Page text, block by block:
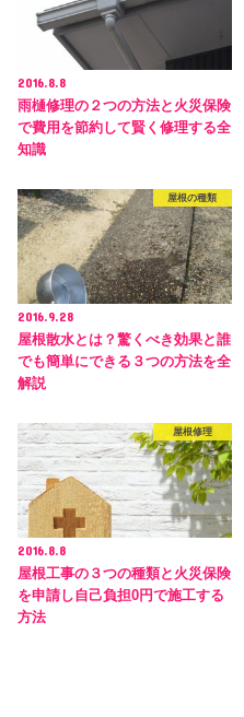
2016.8.8
雨樋修理の２つの方法と火災保険
で費用を節約して賢く修理する全
知識
屋根の種類
2016.9.28
屋根散水とは？驚くべき効果と誰
でも簡単にできる３つの方法を全
解説
屋根修理
2016.8.8
屋根工事の３つの種類と火災保険
を申請し自己負担0円で施工する
方法